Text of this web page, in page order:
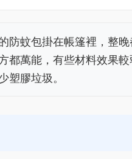
防蚊包掛在帳篷裡，整
都萬能，有些材料效果
塑膠垃圾。